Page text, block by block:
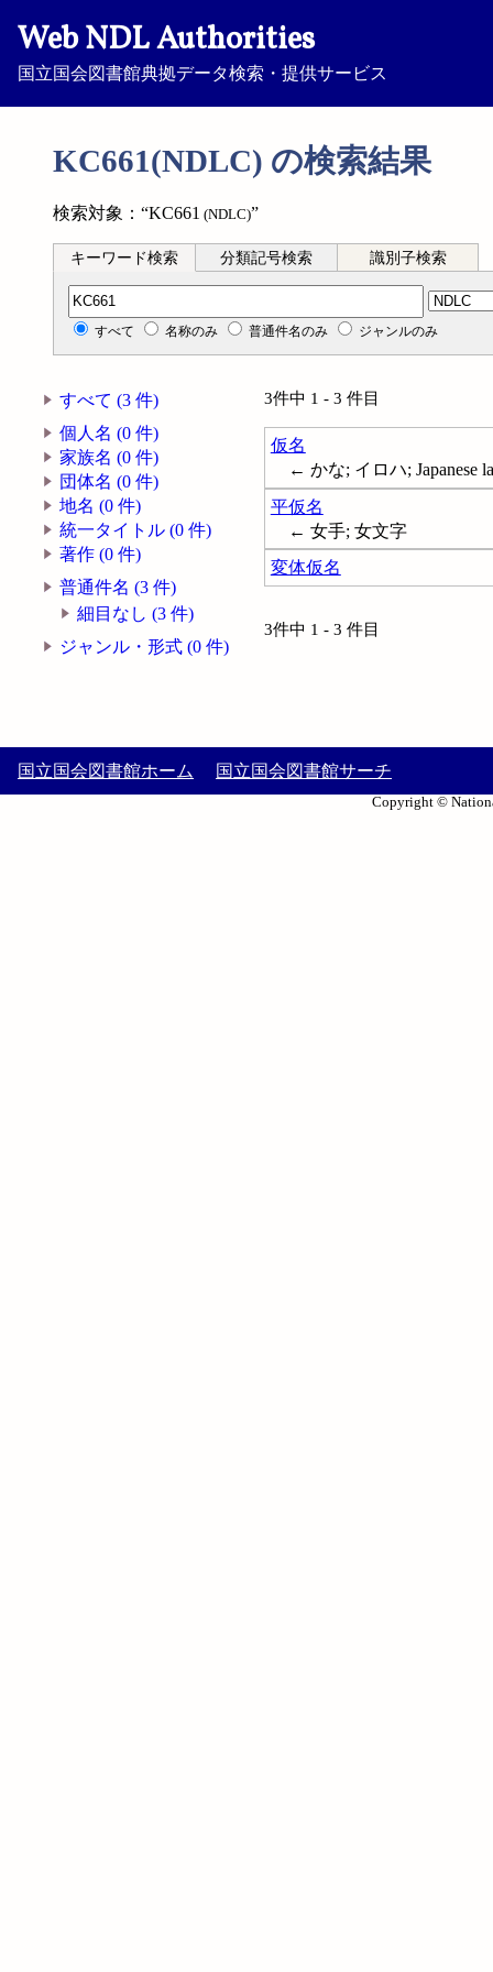
Web NDL Authorities
国立国会図書館典拠データ検索・提供サービス
KC661(NDLC) の検索結果
検索対象：“KC661 (NDLC)”
キーワード検索 分類記号検索 識別子検索
分類記号検索
すべて 名称のみ 普通件名のみ ジャンルのみ
すべて (3 件)
個人名 (0 件)
家族名 (0 件)
団体名 (0 件)
地名 (0 件)
統一タイトル (0 件)
著作 (0 件)
普通件名 (3 件)
細目なし (3 件)
ジャンル・形式 (0 件)
3件中 1 - 3 件目
仮名
← かな; イロハ; Japanese
平仮名
← 女手; 女文字
変体仮名
3件中 1 - 3 件目
国立国会図書館ホーム 国立国会図書館サーチ
Copyright ©